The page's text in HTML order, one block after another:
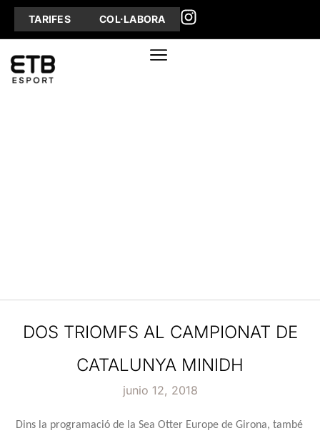
TARIFES COL·LABORA
DOS TRIOMFS AL CAMPIONAT DE
CATALUNYA MINIDH
junio 12, 2018
Dins la programació de la Sea Otter Europe de Girona, també